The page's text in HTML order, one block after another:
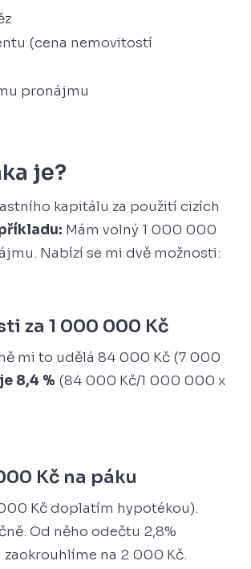
(cena nemovitostí
pronájmu
je?
kapitálu za použití cizích
Mám volný 1 000 000
Nabízí se mi dvě možnosti:
za 1 000 000 Kč
mi to udělá 84 000 Kč (7 000
8,4 % (84 000 Kč/1 000 000 x
Kč na páku
Kč doplatím hypotékou).
Od něho odečtu 2,8%
zaokrouhlíme na 2 000 Kč.